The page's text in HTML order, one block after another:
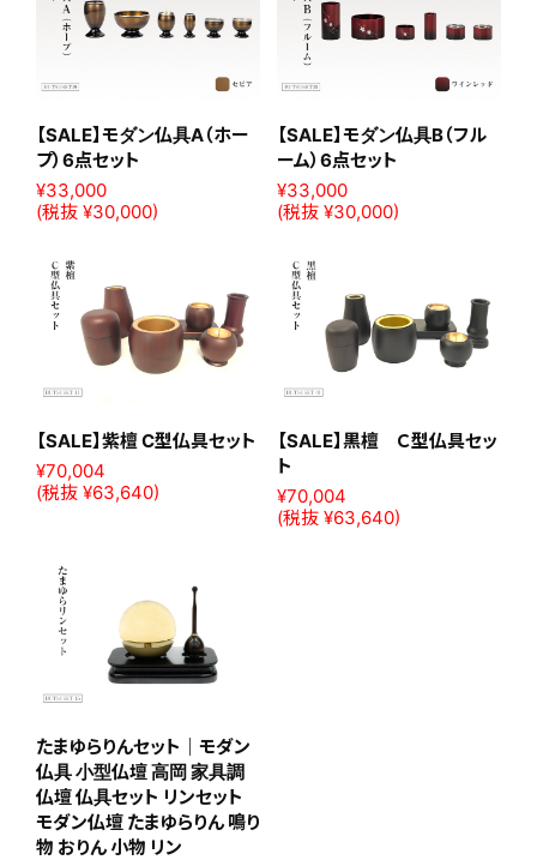
【SALE】モダン仏具A（ホー
プ）6点セット
¥33,000
(税抜 ¥30,000)
【SALE】モダン仏具B（フル
ーム）6点セット
¥33,000
(税抜 ¥30,000)
【SALE】紫檀 C型仏具セット
¥70,004
(税抜 ¥63,640)
【SALE】黒檀 Ｃ型仏具セッ
ト
¥70,004
(税抜 ¥63,640)
たまゆらりんセット｜モダン
仏具 小型仏壇 高岡 家具調
仏壇 仏具セット リンセット
モダン仏壇 たまゆらりん 鳴り
物 おりん 小物 リン